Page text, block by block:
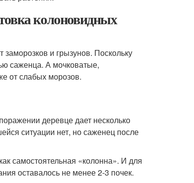
колоновидных
заморозков и грызунов. Поскольку
саженца. А мочковатые,
от слабых морозов.
деревце дает несколько
ситуации нет, но саженец после
самостоятельная «колонна». И для
оставалось не менее 2-3 почек.